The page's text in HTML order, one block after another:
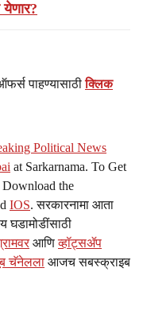
येणार?
पाहण्यासाठीक्लिक
Political News
at Sarkarnama. To Get
the
IOS. सरकारनामा आता
घडामोडींसाठी
आणिव्हॉट्सॲप
चॅनेलला आजच सबस्क्राइब